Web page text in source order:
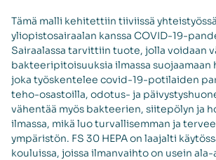
Tämä malli kehitettiin tiiviissä
yliopistosairaalan kanssa COVID-19-
Sairaalassa tarvittiin tuote, jolla voidaan
bakteeripitoisuuksia ilmassa suojaamaan
joka työskentelee covid-19-potilaiden
teho-osastoilla, odotus- ja
vähentää myös bakteerien, siitepölyn ja
ilmassa, mikä luo turvallisemman ja
ympäristön. FS 30 HEPA on laajalti
kouluissa, joissa ilmanvaihto on usein